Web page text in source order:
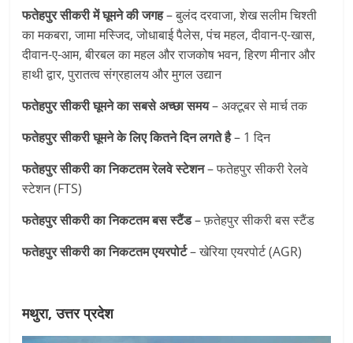
फतेहपुर सीकरी में घूमने की जगह– बुलंद दरवाजा, शेख सलीम चिश्ती
का मकबरा, जामा मस्जिद, जोधाबाई पैलेस, पंच महल, दीवान-ए-खास,
दीवान-ए-आम, बीरबल का महल और राजकोष भवन, हिरण मीनार और
हाथी द्वार, पुरातत्व संग्रहालय और मुगल उद्यान
फतेहपुर सीकरी घूमने का सबसे अच्छा समय– अक्टूबर से मार्च तक
फतेहपुर सीकरी घूमने के लिए कितने दिन लगते है– 1 दिन
फतेहपुर सीकरी का निकटतम रेलवे स्टेशन– फतेहपुर सीकरी रेलवे
स्टेशन (FTS)
फतेहपुर सीकरी का निकटतमबस स्टैंड– फ़तेहपुर सीकरी बस स्टैंड
फतेहपुर सीकरी का निकटतम एयरपोर्ट– खेरिया एयरपोर्ट (AGR)
मथुरा, उत्तर प्रदेश